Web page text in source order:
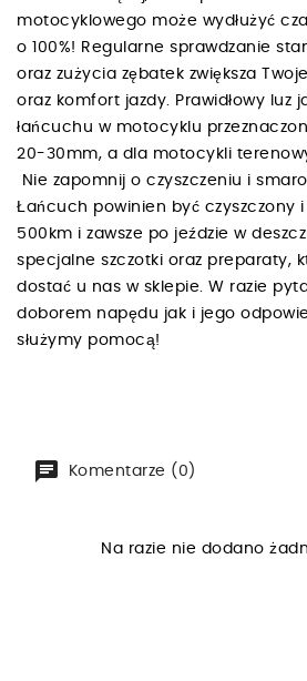
motocyklowego może wydłużyć
o 100%! Regularne sprawdzanie
oraz zużycia zębatek zwiększa
oraz komfort jazdy. Prawidłowy luz
łańcuchu w motocyklu
20-30mm, a dla motocykli
Nie zapomnij o czyszczeniu i
Łańcuch powinien być czyszczony
500km i zawsze po jeździe w
specjalne szczotki oraz preparaty,
dostać u nas w sklepie. W razie
doborem napędu jak i jego
służymy pomocą!
Komentarze (0)
Na razie nie dodano